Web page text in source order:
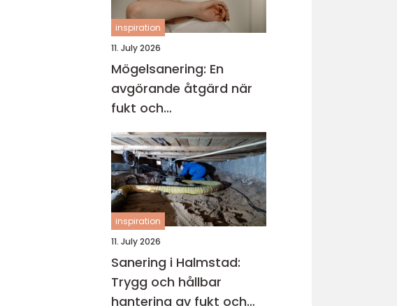
inspiration
11. July 2026
Mögelsanering: En
avgörande åtgärd när
fukt och
mikroorganismer har
fått fäste i en byggnad
inspiration
11. July 2026
Sanering i Halmstad:
Trygg och hållbar
hantering av fukt och